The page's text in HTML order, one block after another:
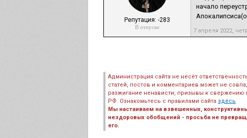
Репутация: -283
В отпуске
начало
7 апреля 2022,
Администрация сайта не несёт
статей, постов и комментариев может не
разжигание ненависти, призывы к свержению
РФ. Ознакомьтесь с правилами сайта здесь
Мы настаиваем на взвешенных,
нездоровых обобщений - просьба не
его.